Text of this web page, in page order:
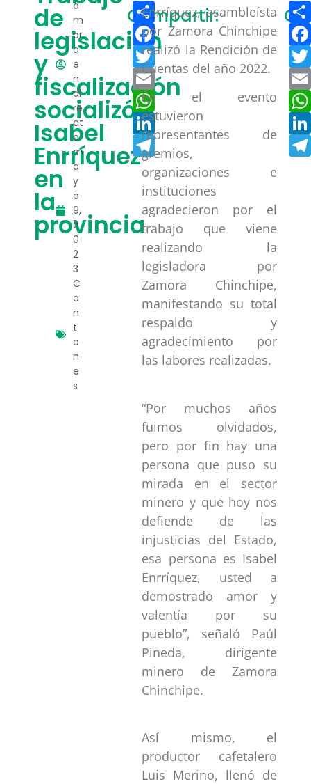
de
legislación
y
fiscalización
socializó
Isabel
Enrríquez
en
la
provincia
a
m
or
a
e
n
di
re
ct
o
m
a
y
o
9,
2
0
2
3
C
a
n
t
o
n
e
s
Compartir:
Compartir
Facebook
Twitter
Email
WhatsApp
LinkedIn
Telegram
Enrríquez, asambleísta
por Zamora Chinchipe
realizó la Rendición de
Cuentas del año 2022.
En el evento
estuvieron
representantes de
gremios,
organizaciones e
instituciones
agradecieron por el
trabajo que viene
realizando la
legisladora por
Zamora Chinchipe,
manifestando su total
respaldo y
agradecimiento por
las labores realizadas.
“Por muchos años
fuimos olvidados,
pero por fin hay una
persona que puso su
mirada en el sector
minero y que hoy nos
defiende de las
injusticias del Estado,
esa persona es Isabel
Enrríquez, usted a
demostrado amor y
valentía por su
pueblo”, señaló Paúl
Pineda, dirigente
minero de Zamora
Chinchipe.
Así mismo, el
productor cafetalero
Luis Merino, llenó de